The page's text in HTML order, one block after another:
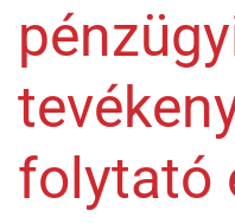
folytató